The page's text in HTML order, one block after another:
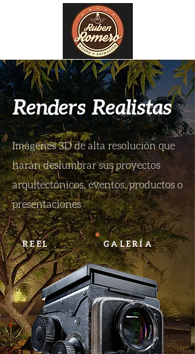
RendersRealistas
Imágenes 3D de alta resolución que
harán deslumbrar sus proyectos
arquitectónicos, eventos, productos o
presentaciones
REEL GALERÍA